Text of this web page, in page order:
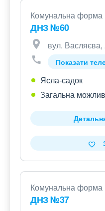
Комунальна форма
ДНЗ №60
вул.
Показати
Ясла-садок
Загальна
Комунальна форма
ДНЗ №37